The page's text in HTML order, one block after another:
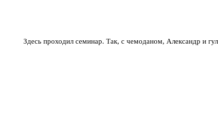
Здесь проходил семинар. Так, с чемоданом, Александр и